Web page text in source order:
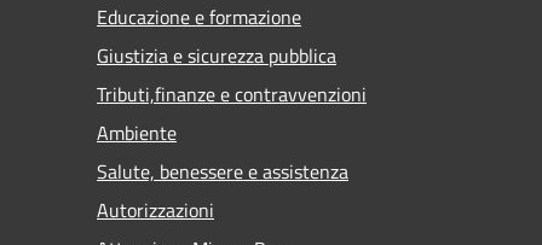
Educazione e formazione
Giustizia e sicurezza pubblica
Tributi,finanze e contravvenzioni
Ambiente
Salute, benessere e assistenza
Autorizzazioni